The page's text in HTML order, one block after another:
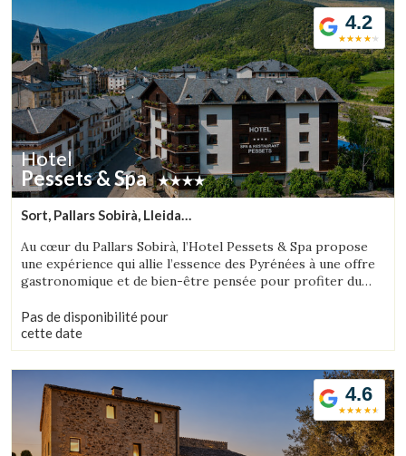
Vérifier le code de réservation 4.2
Hotel
Pessets & Spa
Sort, Pallars Sobirà, Lleida
Au cœur du Pallars Sobirà, l’Hotel Pessets & Spa propose
une expérience qui allie l’essence des Pyrénées à une offre
gastronomique et de bien-être pensée pour profiter du
montagnes et de nature, il constitue une destination idéale
aussi bien pour les amateurs d’activités de plein air que
pour ceux qui recherchent détente, authenticité et plaisirs
de la table.
Pas de disponibilité pour
cette date
4.6